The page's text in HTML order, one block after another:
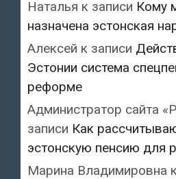
Наталья к записи Кому
назначена эстонская
Алексей к записи
Эстонии система
реформе
Администратор сайта
записи Как
эстонскую пенсию для
Марина Владимировна